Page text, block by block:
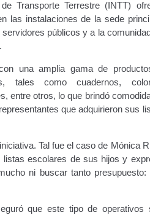
(RUTAS SUB URBANAS-
Licencia de Conducir Tercer
Conducir Quinto Grado (5°).
Original de Licencia para
años).
– Servicio Frecuente
Transporte Terrestre (INTT)
las instalaciones de la sede
públicos y a la
una amplia gama de
tales como cuadernos,
entre otros, lo que brindó
que adquirieron sus
Tal fue el caso de Mónica
listas escolares de sus hijos y
ni buscar tanto presupuesto:
que este tipo de operativos